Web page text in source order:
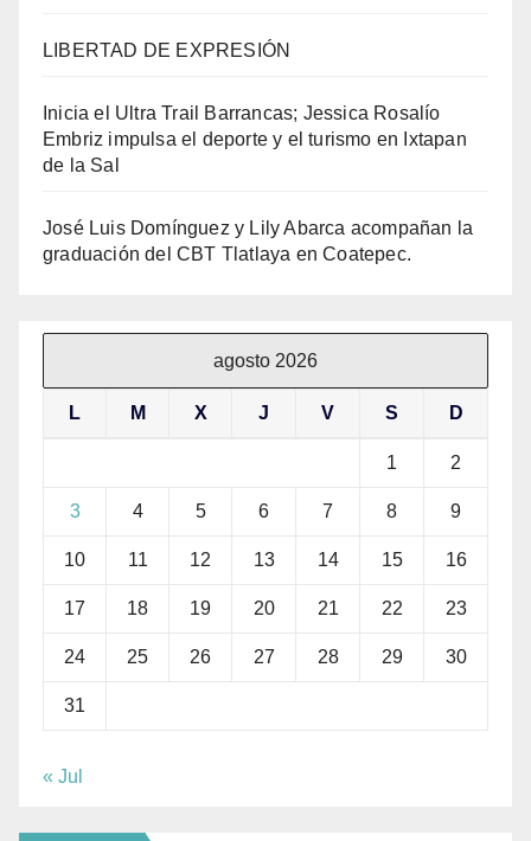
LIBERTAD DE EXPRESIÓN
Inicia el Ultra Trail Barrancas; Jessica Rosalío
Embriz impulsa el deporte y el turismo en Ixtapan
de la Sal
José Luis Domínguez y Lily Abarca acompañan la
graduación del CBT Tlatlaya en Coatepec.
agosto 2026
L M X J V S D
1 2
3 4 5 6 7 8 9
10 11 12 13 14 15 16
17 18 19 20 21 22 23
24 25 26 27 28 29 30
31
« Jul